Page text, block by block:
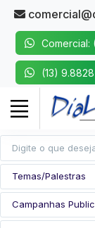
Comercial:
(13)